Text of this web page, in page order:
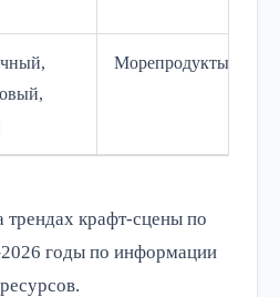
Морепродукты
крафт-сцены по
годы по информации